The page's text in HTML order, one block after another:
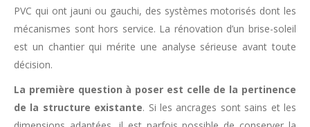
PVC qui ont jauni ou gauchi, des systèmes motorisés dont les
mécanismes sont hors service. La rénovation d’un brise-soleil
est un chantier qui mérite une analyse sérieuse avant toute
décision.
La première question à poser est celle de la pertinence
de la structure existante. Si les ancrages sont sains et les